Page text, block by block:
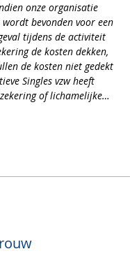
onze organisatie
bevonden voor een
tijdens de activiteit
de kosten dekken,
de kosten niet gedekt
Singles vzw heeft
of lichamelijke…